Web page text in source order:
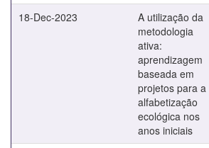
18-Dec-2023
A utilização da
metodologia
ativa:
aprendizagem
baseada em
projetos para a
alfabetização
ecológica nos
anos iniciais